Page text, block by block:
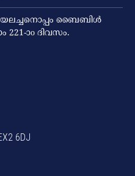
ബൈബിൾ
221-ാo ദിവസം.
6DJ